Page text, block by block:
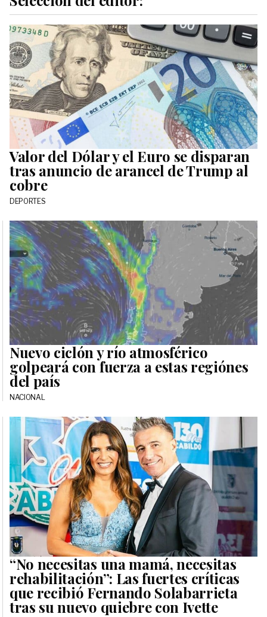
Valor del Dólar y el Euro se disparan
tras anuncio de arancel de Trump al
cobre
DEPORTES
Nuevo ciclón y río atmosférico
golpeará con fuerza a estas regiónes
del país
NACIONAL
“No necesitas una mamá, necesitas
rehabilitación”: Las fuertes críticas
que recibió Fernando Solabarrieta
tras su nuevo quiebre con Ivette